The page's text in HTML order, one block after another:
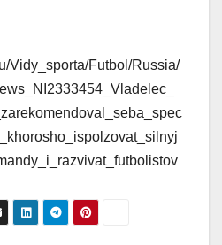
Vidy_sporta/Futbol/Russia/